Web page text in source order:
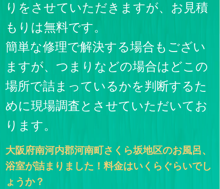
りをさせていただきますが、お見積
もりは無料です。
簡単な修理で解決する場合もござい
ますが、つまりなどの場合はどこの
場所で詰まっているかを判断するた
めに現場調査とさせていただいてお
ります。
大阪府南河内郡河南町さくら坂地区のお風呂、
浴室が詰まりました！料金はいくらぐらいでし
ょうか？